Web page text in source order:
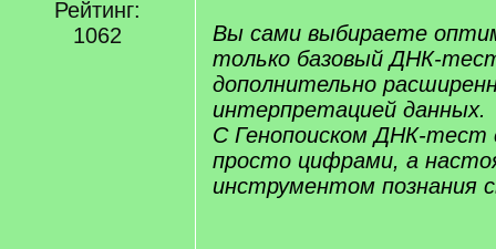
Рейтинг:
1062
Вы сами выбираете
только базовый ДНК-
дополнительно
интерпретацией данных.
С Генопоиском ДНК-тест
просто цифрами, а
инструментом познания